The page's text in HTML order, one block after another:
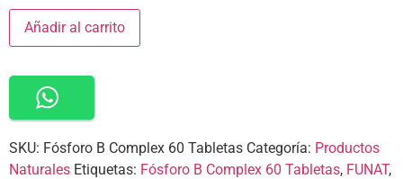
Añadir al carrito
SKU: Fósforo B Complex 60 Tabletas Categoría: Productos
Naturales Etiquetas: Fósforo B Complex 60 Tabletas, FUNAT,